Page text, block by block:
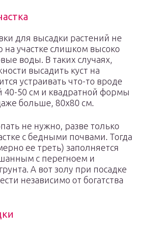
для высадки растений не
на участке слишком высоко
воды. В таких случаях,
высадить куст на
устраивать что-то вроде
40-50 см и квадратной формы
больше, 80х80 см.
не нужно, разве только
с бедными почвами. Тогда
ее треть) заполняется
с перегноем и
А вот золу при посадке
независимо от богатства